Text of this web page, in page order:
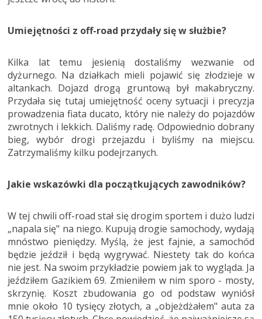
Umiejętności z off-road przydały się w służbie?
Kilka lat temu jesienią dostaliśmy wezwanie od
dyżurnego. Na działkach mieli pojawić się złodzieje w
altankach. Dojazd drogą gruntową był makabryczny.
Przydała się tutaj umiejętność oceny sytuacji i precyzja
prowadzenia fiata ducato, który nie należy do pojazdów
zwrotnych i lekkich. Daliśmy radę. Odpowiednio dobrany
bieg, wybór drogi przejazdu i byliśmy na miejscu.
Zatrzymaliśmy kilku podejrzanych.
Jakie wskazówki dla początkujących zawodników?
W tej chwili off-road stał się drogim sportem i dużo ludzi
„napala się" na niego. Kupują drogie samochody, wydają
mnóstwo pieniędzy. Myślą, że jest fajnie, a samochód
będzie jeździł i będą wygrywać. Niestety tak do końca
nie jest. Na swoim przykładzie powiem jak to wygląda. Ja
jeździłem Gazikiem 69. Zmieniłem w nim sporo - mosty,
skrzynię. Koszt zbudowania go od podstaw wyniósł
mnie około 10 tysięcy złotych, a „objeżdżałem" auta za